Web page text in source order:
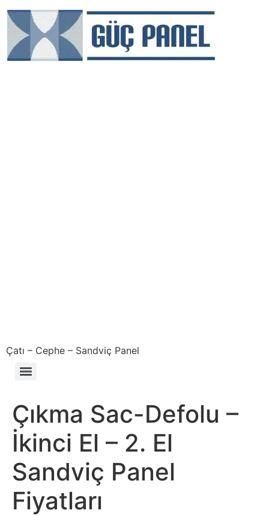
Çatı – Cephe – Sandviç Panel
Çıkma Sac-Defolu –
İkinci El – 2. El
Sandviç Panel
Fiyatları